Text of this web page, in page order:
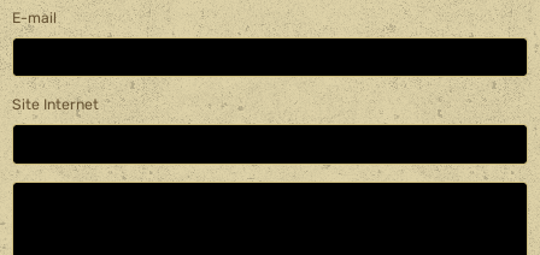
E-mail
Site Internet